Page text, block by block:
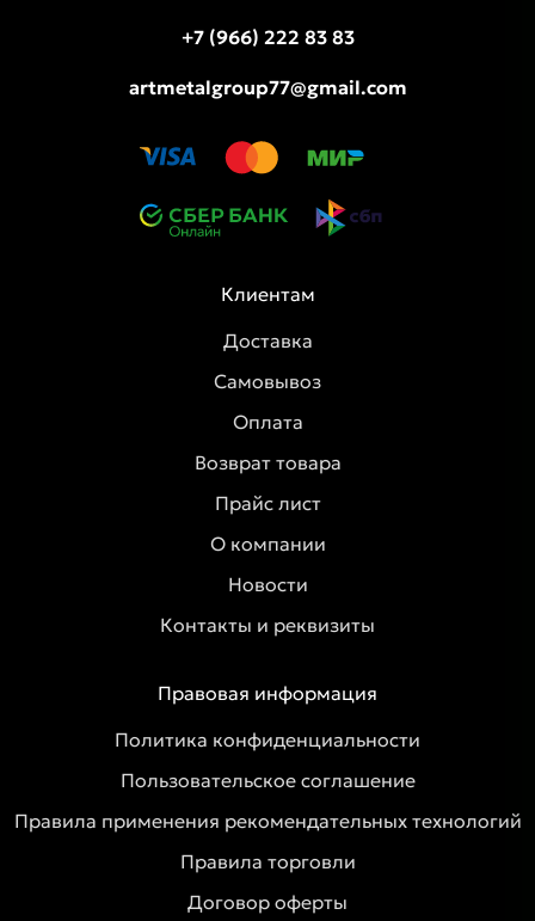
+7 (966) 222 83 83
artmetalgroup77@gmail.com
Клиентам
Доставка
Самовывоз
Оплата
Возврат товара
Прайс лист
О компании
Новости
Контакты и реквизиты
Правовая информация
Политика конфиденциальности
Пользовательское соглашение
Правила применения рекомендательных технологий
Правила торговли
Договор оферты